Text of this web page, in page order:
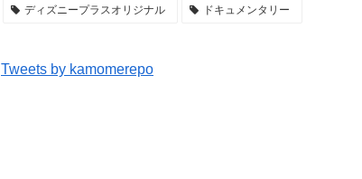
ディズニープラスオリジナル ドキュメンタリー
Tweets by kamomerepo